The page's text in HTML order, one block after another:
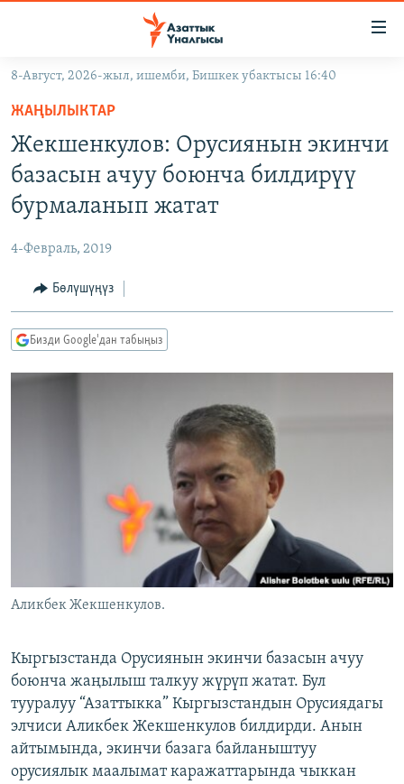
Навигацияга
өтүңүз
Издөөгө
салыңыз
МАДАНИЯТ
ДҮЙНӨ
УКРАИНА
ТВ ПРОГРАММАЛАР
БҮГҮН АЗАТТЫКТА
ЫҢГАЙСЫЗ СУРООЛОР
ПОДКАСТ
Русский
ЭЕ/АРнун бардык сайттары
8-Август, 2026-жыл, ишемби, Бишкек убактысы 16:40
ЖАҢЫЛЫКТАР
Жекшенкулов: Орусиянын экинчи
базасын ачуу боюнча билдирүү
бурмаланып жатат
4-Февраль, 2019
Бөлүшүңүз
Бизди Google'дан табыңыз
Аликбек Жекшенкулов.
Кыргызстанда Орусиянын экинчи базасын ачуу
боюнча жаңылыш талкуу жүрүп жатат. Бул
тууралуу “Азаттыкка” Кыргызстандын Орусиядагы
элчиси Аликбек Жекшенкулов билдирди. Анын
айтымында, экинчи базага байланыштуу
орусиялык маалымат каражаттарында чыккан